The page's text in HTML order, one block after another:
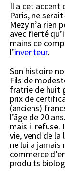
Il a cet accent
Paris, ne
Mezy n’a rien
avec fierté
mains ce
l’inventeur.
Son histoire
Fils de
fratrie de huit
prix de
(anciens)
l’âge de 20
mais il refuse.
vie, vend de
ne lui a
commerce
produits